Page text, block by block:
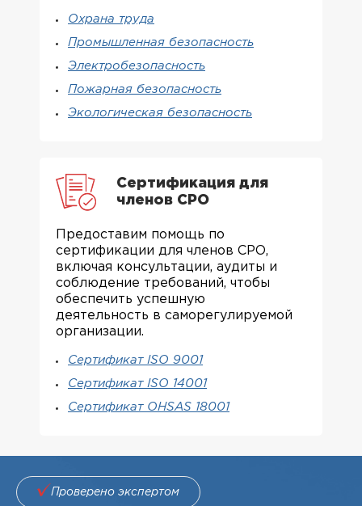
Охрана труда
Промышленная безопасность
Электробезопасность
Пожарная безопасность
Экологическая безопасность
Сертификация для
членов СРО
Предоставим помощь по
сертификации для членов СРО,
включая консультации, аудиты и
соблюдение требований, чтобы
обеспечить успешную
деятельность в саморегулируемой
организации.
Сертификат ISO 9001
Сертификат ISO 14001
Сертификат OHSAS 18001
Проверено экспертом